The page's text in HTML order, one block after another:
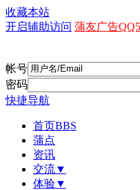
收藏本站
开启辅助访问 蒲友广告
帐号
密码
快捷导航
首页BBS
蒲点
资讯
交流▼
体验▼